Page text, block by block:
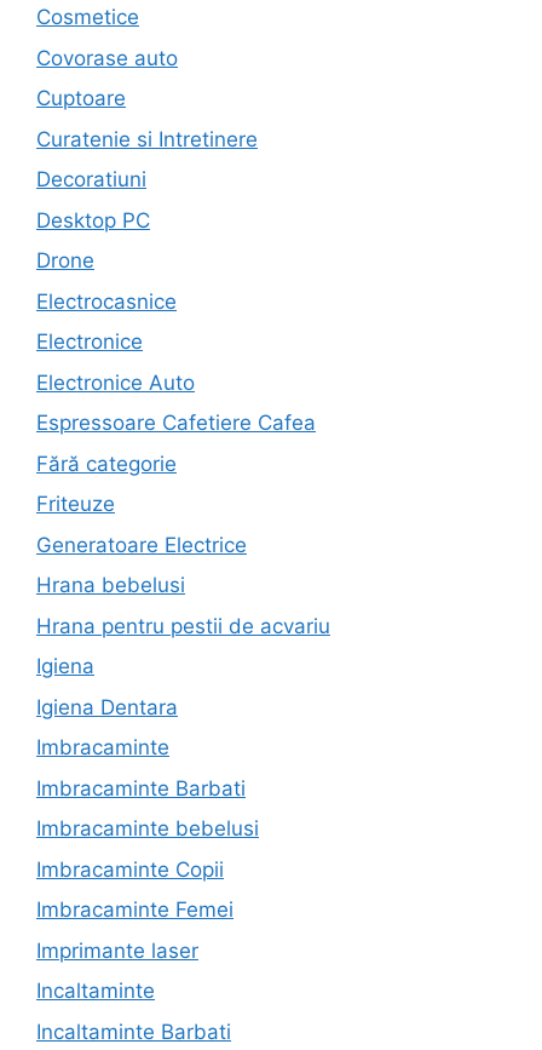
Cosmetice
Covorase auto
Cuptoare
Curatenie si Intretinere
Decoratiuni
Desktop PC
Drone
Electrocasnice
Electronice
Electronice Auto
Espressoare Cafetiere Cafea
Fără categorie
Friteuze
Generatoare Electrice
Hrana bebelusi
Hrana pentru pestii de acvariu
Igiena
Igiena Dentara
Imbracaminte
Imbracaminte Barbati
Imbracaminte bebelusi
Imbracaminte Copii
Imbracaminte Femei
Imprimante laser
Incaltaminte
Incaltaminte Barbati